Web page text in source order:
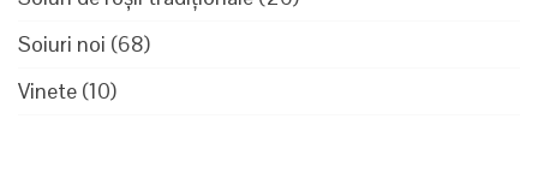
Soiuri noi (68)
Vinete (10)